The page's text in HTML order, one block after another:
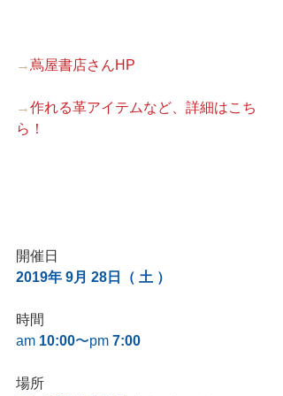
→蔦屋書店さんHP
→作れる革アイテムなど、詳細はこち
ら！
開催日
2019年 9月 28日（ 土 ）
時間
am 10:00〜pm 7:00
場所